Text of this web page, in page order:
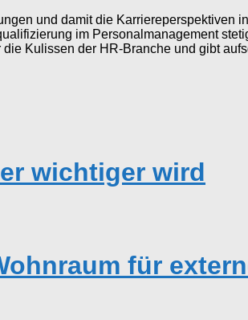
und damit die Karriereperspektiven
im Personalmanagement
Kulissen der HR-Branche und gibt
wichtiger wird
für